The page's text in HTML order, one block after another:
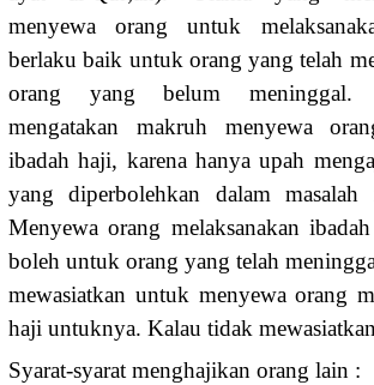
menyewa orang untuk
berlaku baik untuk orang yang telah
orang yang belum meninggal.
mengatakan makruh menyewa
ibadah haji, karena hanya upah
yang diperbolehkan dalam
Menyewa orang melaksanakan
boleh untuk orang yang telah
mewasiatkan untuk menyewa orang
haji untuknya. Kalau tidak
Syarat-syarat menghajikan orang lain :